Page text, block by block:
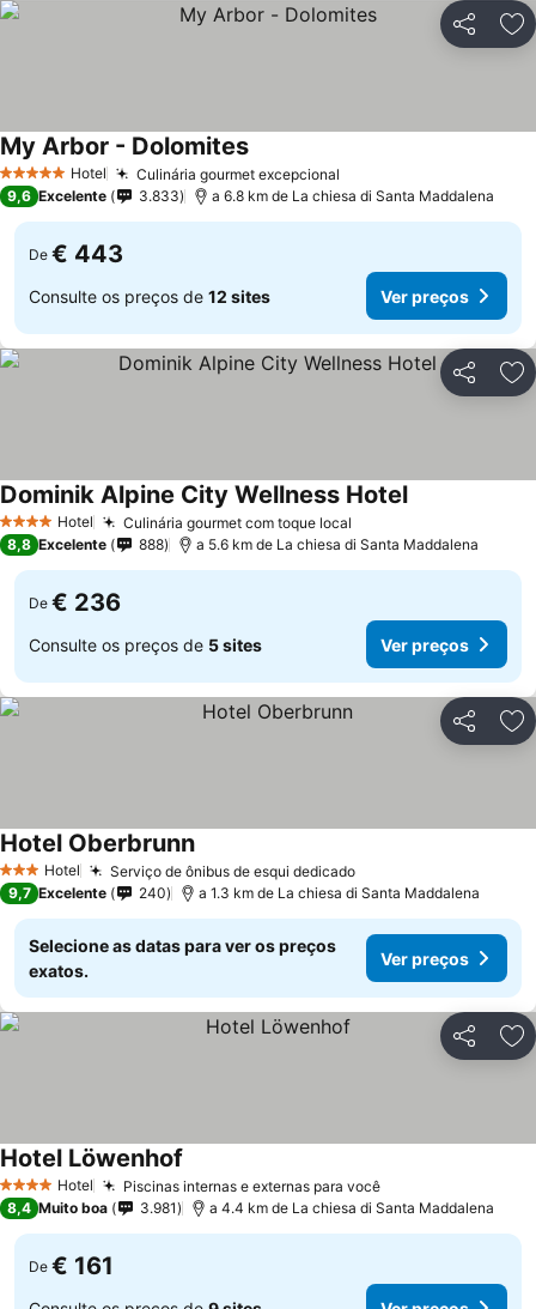
Partilhar
5 Estrelas Hotel Culinária gourmet excepcional
My Arbor - Dolomites
9,6 Excelente 3.833 a 6.8 km de La chiesa di Santa Maddalena
De € 443
Consulte os preços de 12 sites Ver preços
Partilhar
4 EstrelasHotel Culinária gourmet com toque local
Dominik Alpine City Wellness Hotel
8,8 Excelente 888 a 5.6 km de La chiesa di Santa Maddalena
De € 236
Consulte os preços de 5 sites Ver preços
Partilhar
3 EstrelasHotel Serviço de ônibus de esqui dedicado
Hotel Oberbrunn
9,7 Excelente 240 a 1.3 km de La chiesa di Santa Maddalena
Selecione as datas para ver os preços
exatos.
Ver preços
Partilhar
4 EstrelasHotel Piscinas internas e externas para você
Hotel Löwenhof
8,4 Muito boa 3.981 a 4.4 km de La chiesa di Santa Maddalena
De € 161